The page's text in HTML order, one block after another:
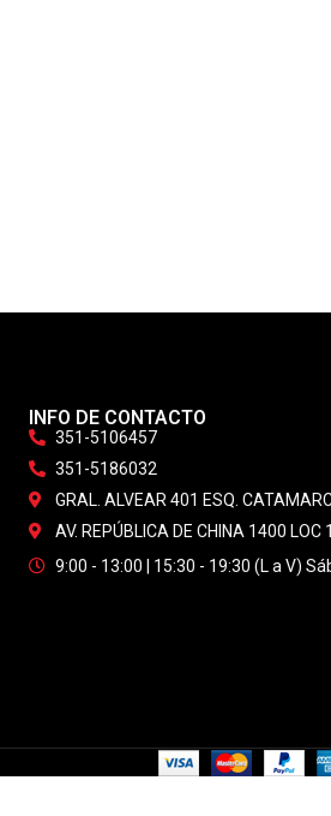
INFO DE CONTACTO
351-5106457
351-5186032
GRAL. ALVEAR 401 ESQ.
AV. REPÚBLICA DE CHINA 1400 LOC
9:00 - 13:00 | 15:30 - 19:30 (L a V)